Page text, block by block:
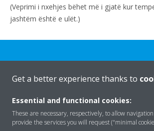
(Veprimi i nxehjes bëhet më i gjatë kur
jashtëm është e ulët.)
Rreth nesh
Get a better experience thanks to
Essential and functional cookies:
These are necessary, respectively, to allow
provide the services you will request ("minimal